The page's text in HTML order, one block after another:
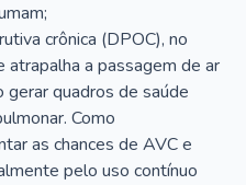
crônica (DPOC), no
atrapalha a passagem de ar
quadros de saúde
Como
as chances de AVC e
pelo uso contínuo